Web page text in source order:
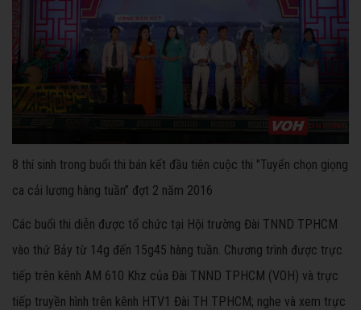
8 thí sinh trong buổi thi bán kết đầu tiên cuộc thi "Tuyển chọn giọng
ca cải lương hàng tuần” đợt 2 năm 2016
Các buổi thi diễn được tổ chức tại Hội trường Đài TNND TPHCM
vào thứ Bảy từ 14g đến 15g45 hàng tuần. Chương trình được trực
tiếp trên kênh AM 610 Khz của Đài TNND TPHCM (VOH) và trực
tiếp truyền hình trên kênh HTV1 Đài TH TPHCM; nghe và xem trực